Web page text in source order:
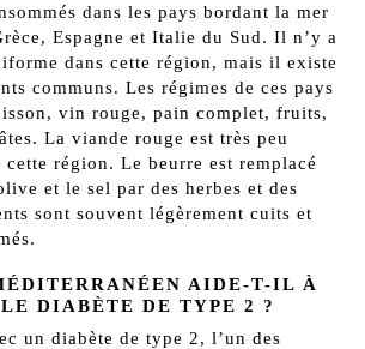
dans les pays bordant la mer
Espagne et Italie du Sud. Il n’y a
dans cette région, mais il existe
communs. Les régimes de ces pays
vin rouge, pain complet, fruits,
La viande rouge est très peu
cette région. Le beurre est remplacé
et le sel par des herbes et des
sont souvent légèrement cuits et
AIDE-T-IL À
DIABÈTE DE TYPE 2 ?
un diabète de type 2, l’un des